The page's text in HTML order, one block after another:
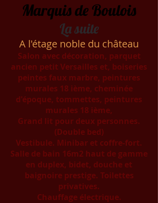
Marquis de Boulois
La suite
A l'étage noble du château
Salon avec décoration, parquet
ancien petit Versailles et, boiseries
peintes faux marbre, peintures
murales 18 ième, cheminée
d'époque, tommettes, peintures
murales 18 ième,
Grand lit pour deux personnes.
(Double bed)
Vestibule. Minibar et coffre-fort.
Salle de bain 16m2 haut de gamme
en duplex, bidet, douche et
baignoire prestige. Toilettes
privatives.
Chauffage électrique.